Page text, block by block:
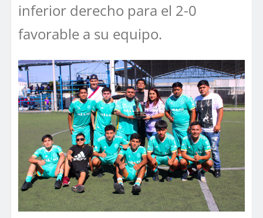
inferior derecho para el 2-0
favorable a su equipo.